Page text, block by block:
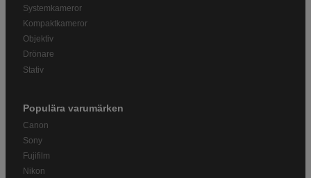
Systemkameror
Kompaktkameror
Objektiv
Drönare
Stativ
Populära varumärken
Canon
Sony
Fujifilm
Nikon